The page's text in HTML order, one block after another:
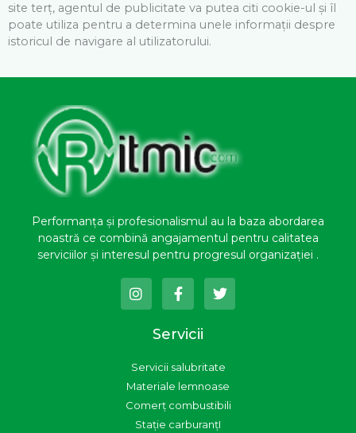
site terț, agentul de publicitate va putea citi cookie-ul și îl
poate utiliza pentru a determina unele informații despre
istoricul de navigare al utilizatorului.
Performanța și profesionalismul au la baza abordarea
noastră ce combină angajamentul pentru calitatea
serviciilor și interesul pentru progresul organizației .
I
n
s
r
a
F
a
c
e
b
o
k
f
T
w
i
r
Servicii
Servicii salubritate
Materiale lemnoase
Comerț combustibili
Stație carburanțI